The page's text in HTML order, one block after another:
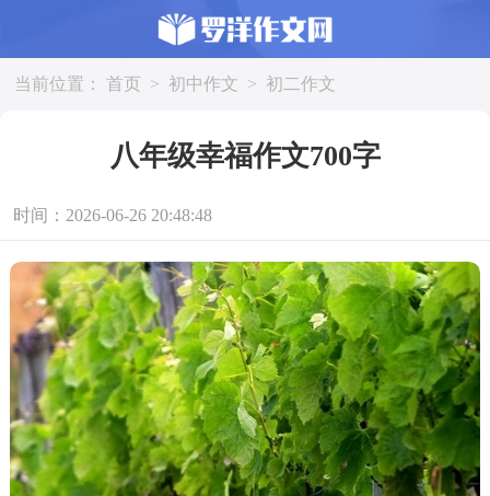
当前位置： 首页 > 初中作文 > 初二作文
八年级幸福作文700字
时间：2026-06-26 20:48:48